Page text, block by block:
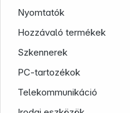
Nyomtatók
Hozzávaló termékek
Szkennerek
PC-tartozékok
Telekommunikáció